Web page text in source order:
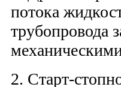
потока
трубопровода
2.